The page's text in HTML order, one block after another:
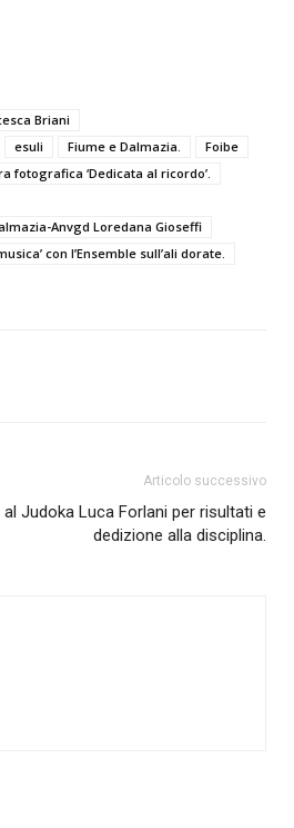
Briani
esuli Fiume e Dalmazia.
Foibe
fotografica ‘Dedicata al ricordo’.
Anvgd Loredana Gioseffi
con l’Ensemble sull’ali dorate.
Articolo successivo
al Judoka Luca Forlani per risultati e
dedizione alla disciplina.